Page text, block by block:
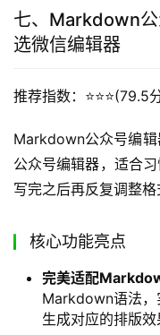
七、Markdown公
选微信编辑器
推荐指数：⭐️⭐️⭐️(79.5
Markdown公众号编
公众号编辑器，适合
写完之后再反复调整格
核心功能亮点
完美适配
Markdown语法，
生成对应的排版效